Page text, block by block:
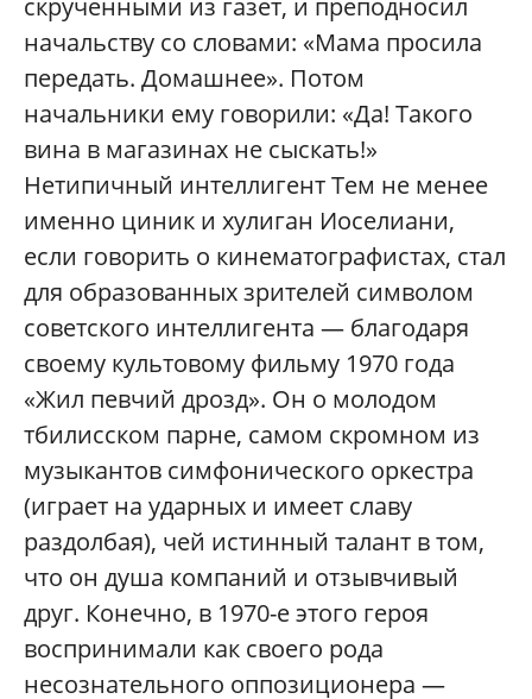
скрученными из газет, и преподносил
начальству со словами: «Мама просила
передать. Домашнее». Потом
начальники ему говорили: «Да! Такого
вина в магазинах не сыскать!»
Нетипичный интеллигент Тем не менее
именно циник и хулиган Иоселиани,
если говорить о кинематографистах, стал
для образованных зрителей символом
советского интеллигента — благодаря
своему культовому фильму 1970 года
«Жил певчий дрозд». Он о молодом
тбилисском парне, самом скромном из
музыкантов симфонического оркестра
(играет на ударных и имеет славу
раздолбая), чей истинный талант в том,
что он душа компаний и отзывчивый
друг. Конечно, в 1970-е этого героя
воспринимали как своего рода
несознательного оппозиционера —